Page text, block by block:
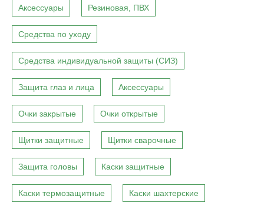
Аксессуары Резиновая, ПВХ
Средства по уходу
Средства индивидуальной защиты (СИЗ)
Защита глаз и лица Аксессуары
Очки закрытые Очки открытые
Щитки защитные Щитки сварочные
Защита головы Каски защитные
Каски термозащитные Каски шахтерские